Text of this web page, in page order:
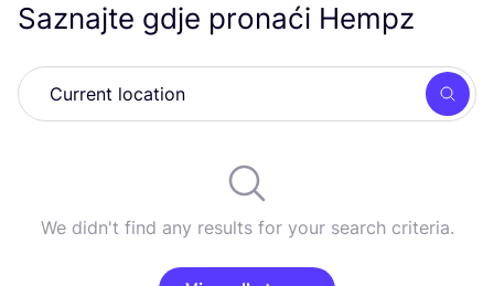
Saznajte gdje pronaći Hempz
We didn't find any results for your search criteria.